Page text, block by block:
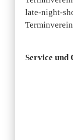
late-night-
Service